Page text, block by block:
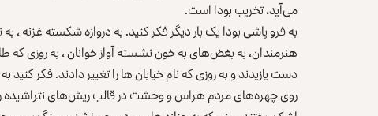
می‌آید، تخریب بودا است.
به فرو پاشی بودا یک بار دیگر فکر کنید. به دروازه شکسته
هنرمندان، به بغض‌های به خون نشسته آواز خوانان ، به روزی که
دست یازیدند و به روزی که نام خیابان ها را تغییر دادند. فکر
روی چهره‌های مردم هراس و وحشت در قالب ریش‌های نتراشیده